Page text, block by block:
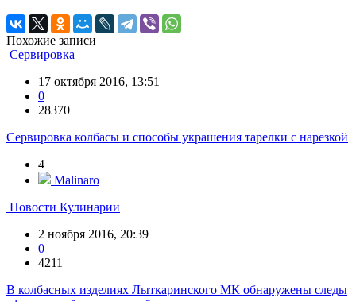
Похожие записи
Сервировка
17 октября 2016, 13:51
0
28370
Сервировка колбасы и способы украшения тарелки с нарезкой
4
Malinaro
Новости Кулинарии
2 ноября 2016, 20:39
0
4211
В колбасных изделиях Лыткаринского МК обнаружены следы